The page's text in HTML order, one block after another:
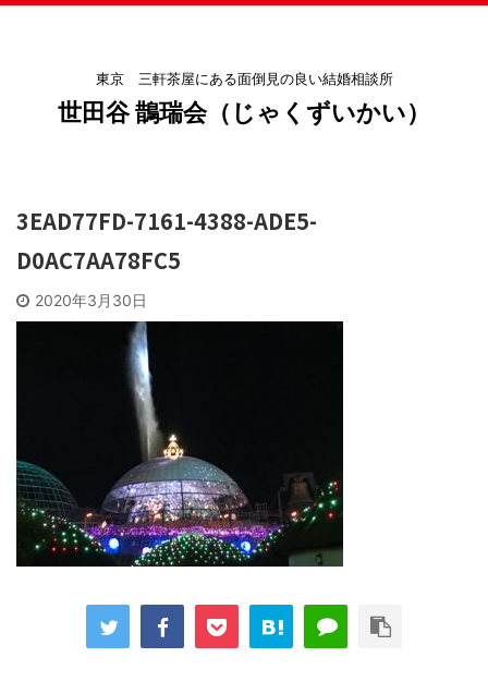
東京 三軒茶屋にある面倒見の良い結婚相談所
世田谷 鵲瑞会（じゃくずいかい）
3EAD77FD-7161-4388-ADE5-
D0AC7AA78FC5
2020年3月30日